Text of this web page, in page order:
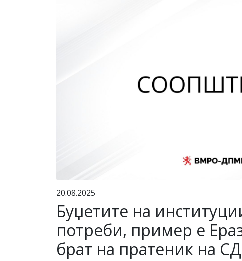
20.08.2025
Буџетите на
потреби, пример е
брат на пратеник на